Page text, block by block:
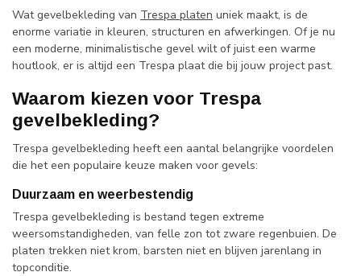
Wat gevelbekleding van Trespa platen uniek maakt, is de
enorme variatie in kleuren, structuren en afwerkingen. Of je nu
een moderne, minimalistische gevel wilt of juist een warme
houtlook, er is altijd een Trespa plaat die bij jouw project past.
Waarom kiezen voor Trespa
gevelbekleding?
Trespa gevelbekleding heeft een aantal belangrijke voordelen
die het een populaire keuze maken voor gevels:
Duurzaam en weerbestendig
Trespa gevelbekleding is bestand tegen extreme
weersomstandigheden, van felle zon tot zware regenbuien. De
platen trekken niet krom, barsten niet en blijven jarenlang in
topconditie.